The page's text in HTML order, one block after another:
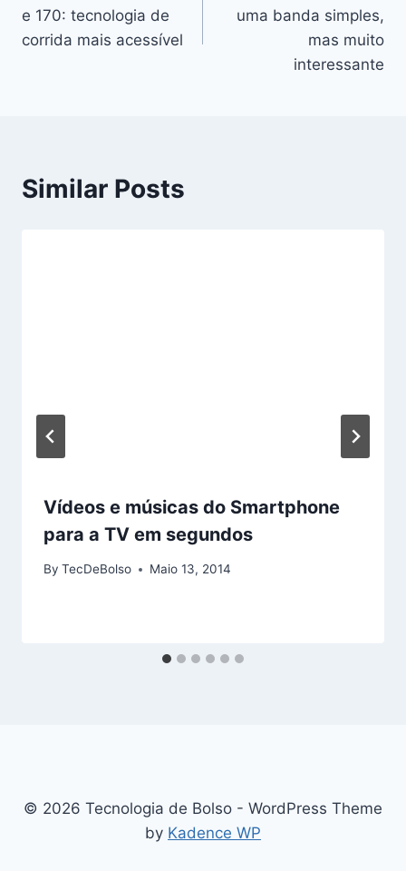
artigos
e 170: tecnologia de
corrida mais acessível
uma banda simples,
mas muito
interessante
Similar Posts
Vídeos e músicas do Smartphone
para a TV em segundos
By TecDeBolso Maio 13, 2014
© 2026 Tecnologia de Bolso - WordPress Theme
by Kadence WP